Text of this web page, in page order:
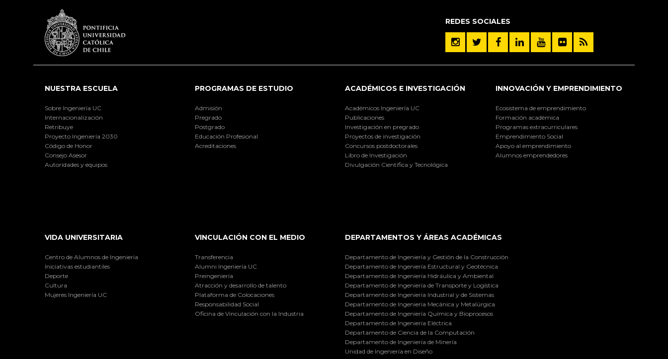
REDES SOCIALES
NUESTRA ESCUELA
Sobre Ingeniería UC
Internacionalización
Retribuye
Proyecto Ingeniería 2030
Código de Honor
Consejo Asesor
Autoridades y equipos
PROGRAMAS DE ESTUDIO
Admisión
Pregrado
Postgrado
Educación Profesional
Acreditaciones
ACADÉMICOS E INVESTIGACIÓN
Académicos Ingeniería UC
Publicaciones
Investigación en pregrado
Proyectos de investigación
Concursos postdoctorales
Libro de Investigación
Divulgación Científica y Tecnológica
INNOVACIÓN Y EMPRENDIMIENTO
Ecosistema de emprendimiento
Formación académica
Programas extracurriculares
Emprendimiento Social
Apoyo al emprendimiento
Alumnos emprendedores
VIDA UNIVERSITARIA
Centro de Alumnos de Ingeniería
Iniciativas estudiantiles
Deporte
Cultura
Mujeres Ingeniería UC
VINCULACIÓN CON EL MEDIO
Transferencia
Alumni Ingeniería UC
Preingeniería
Atracción y desarrollo de talento
Plataforma de Colocaciones
Responsabilidad Social
Oficina de Vinculación con la Industria
DEPARTAMENTOS Y ÁREAS ACADÉMICAS
Departamento de Ingeniería y Gestión de la Construcción
Departamento de Ingeniería Estructural y Geotécnica
Departamento de Ingeniería Hidráulica y Ambiental
Departamento de Ingeniería de Transporte y Logística
Departamento de Ingeniería Industrial y de Sistemas
Departamento de Ingeniería Mecánica y Metalúrgica
Departamento de Ingeniería Química y Bioprocesos
Departamento de Ingeniería Eléctrica
Departamento de Ciencia de la Computación
Departamento de Ingeniería de Minería
Unidad de Ingeniería en Diseño